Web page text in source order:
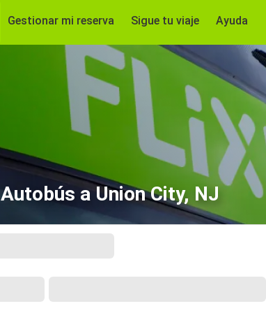
Gestionar mi reserva Sigue tu viaje Ayuda
Autobús a Union City, NJ